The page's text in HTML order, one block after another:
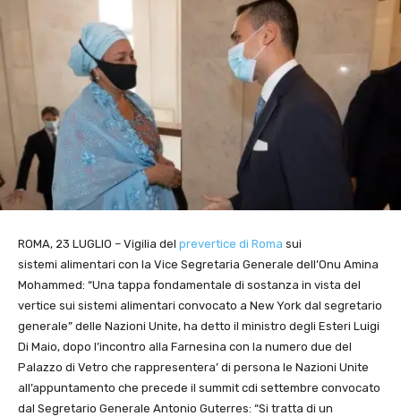
ROMA, 23 LUGLIO – Vigilia del prevertice di Roma sui
sistemi alimentari con la Vice Segretaria Generale dell’Onu Amina
Mohammed: “Una tappa fondamentale di sostanza in vista del
vertice sui sistemi alimentari convocato a New York dal segretario
generale” delle Nazioni Unite, ha detto il ministro degli Esteri Luigi
Di Maio, dopo l’incontro alla Farnesina con la numero due del
Palazzo di Vetro che rappresentera’ di persona le Nazioni Unite
all’appuntamento che precede il summit cdi settembre convocato
dal Segretario Generale Antonio Guterres: “Si tratta di un